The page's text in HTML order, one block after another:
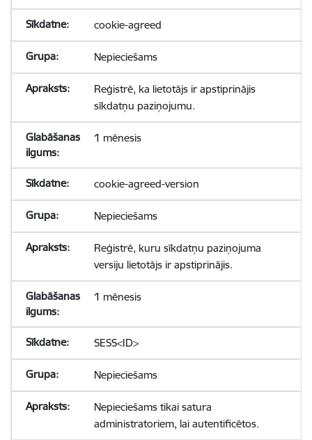
cookie-agreed
Nepieciešams
Reģistrē, ka lietotājs ir apstiprinājis
sīkdatņu paziņojumu.
1 mēnesis
cookie-agreed-version
Nepieciešams
Reģistrē, kuru sīkdatņu paziņojuma
versiju lietotājs ir apstiprinājis.
1 mēnesis
SESS<ID>
Nepieciešams
Nepieciešams tikai satura
administratoriem, lai autentificētos.